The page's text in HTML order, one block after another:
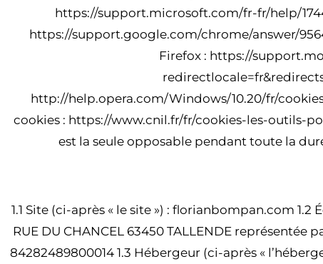
https://support.microsoft.com/fr-fr/help/
https://support.google.com/chrome/answer/
Firefox : https://
http://help.opera.com/Windows/10.20/fr/
cookies : https://www.cnil.fr/fr/cookies-les-outils-
est la seule opposable pendant toute la
1.1 Site (ci-après « le site ») : florianbompan.com
RUE DU CHANCEL 63450 TALLENDE
84282489800014 1.3 Hébergeur (ci-après «